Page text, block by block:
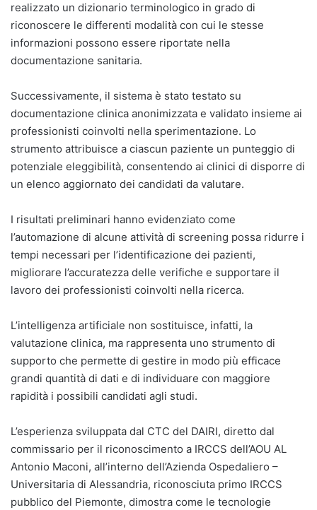
realizzato un dizionario terminologico in grado di
riconoscere le differenti modalità con cui le stesse
informazioni possono essere riportate nella
documentazione sanitaria.
Successivamente, il sistema è stato testato su
documentazione clinica anonimizzata e validato insieme ai
professionisti coinvolti nella sperimentazione. Lo
strumento attribuisce a ciascun paziente un punteggio di
potenziale eleggibilità, consentendo ai clinici di disporre di
un elenco aggiornato dei candidati da valutare.
I risultati preliminari hanno evidenziato come
l’automazione di alcune attività di screening possa ridurre i
tempi necessari per l’identificazione dei pazienti,
migliorare l’accuratezza delle verifiche e supportare il
lavoro dei professionisti coinvolti nella ricerca.
L’intelligenza artificiale non sostituisce, infatti, la
valutazione clinica, ma rappresenta uno strumento di
supporto che permette di gestire in modo più efficace
grandi quantità di dati e di individuare con maggiore
rapidità i possibili candidati agli studi.
L’esperienza sviluppata dal CTC del DAIRI, diretto dal
commissario per il riconoscimento a IRCCS dell’AOU AL
Antonio Maconi, all’interno dell’Azienda Ospedaliero –
Universitaria di Alessandria, riconosciuta primo IRCCS
pubblico del Piemonte, dimostra come le tecnologie